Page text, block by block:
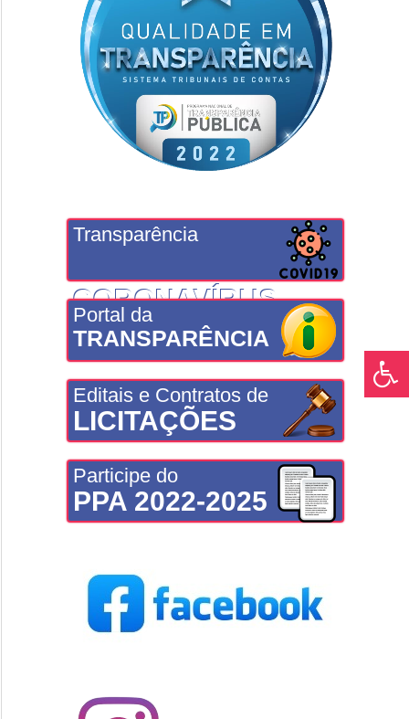
Transparência
CORONAVÍRUS
Portal da
TRANSPARÊNCIA
Editais e Contratos de
LICITAÇÕES
Participe do
PPA 2022-2025